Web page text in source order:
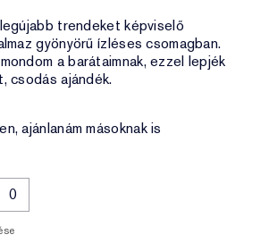
trendeket képviselő
gyönyörű ízléses csomagban.
a barátaimnak, ezzel lepjék
csodás ajándék.
ajánlanám másoknak is
0